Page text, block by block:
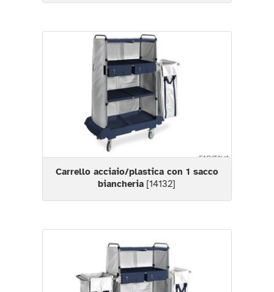
Carrello acciaio/plastica con 1 sacco
biancheria [14132]